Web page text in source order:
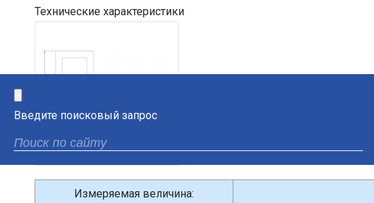
Введите поисковый запрос
Технические характеристики
Измеряемая величина: